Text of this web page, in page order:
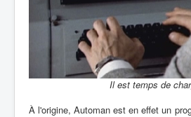
Il est temps de
À l'origine, Automan est en effet un